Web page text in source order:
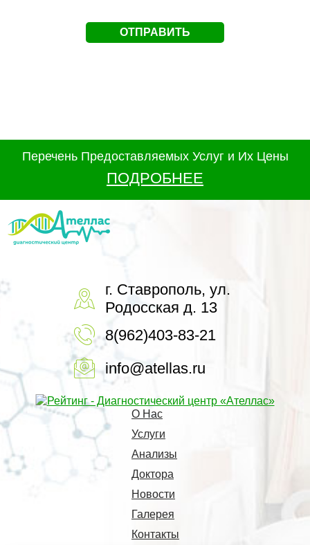
Перечень Предоставляемых Услуг и Их Цены
ПОДРОБНЕЕ
г. Ставрополь, ул.
Родосская д. 13
8(962)403-83-21
info@atellas.ru
О Нас
Услуги
Анализы
Доктора
Новости
Галерея
Контакты